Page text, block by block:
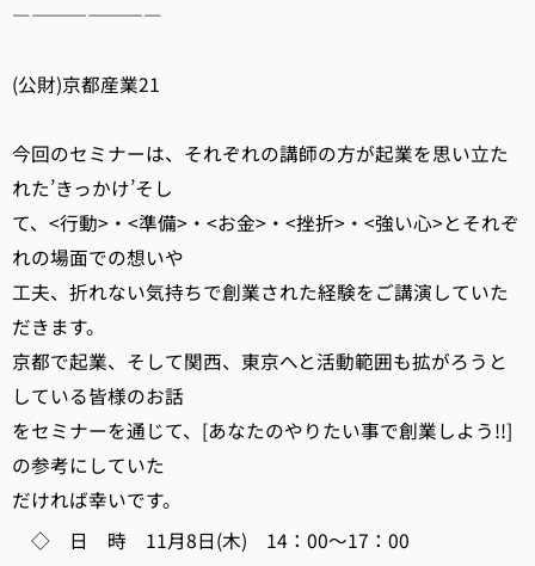
――――――――
(公財)京都産業21
今回のセミナーは、それぞれの講師の方が起業を思い立た
れた’きっかけ’そし
て、<行動>・<準備>・<お金>・<挫折>・<強い心>とそれぞ
れの場面での想いや
工夫、折れない気持ちで創業された経験をご講演していた
だきます。
京都で起業、そして関西、東京へと活動範囲も拡がろうと
している皆様のお話
をセミナーを通じて、[あなたのやりたい事で創業しよう!!]
の参考にしていた
だければ幸いです。
◇ 日 時 11月8日(木) 14：00～17：00